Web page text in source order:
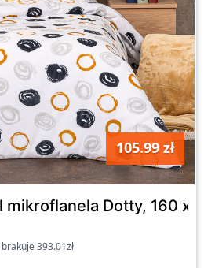
105.99 zł
szt
mikroflanela Dotty, 160 x
393.01zł